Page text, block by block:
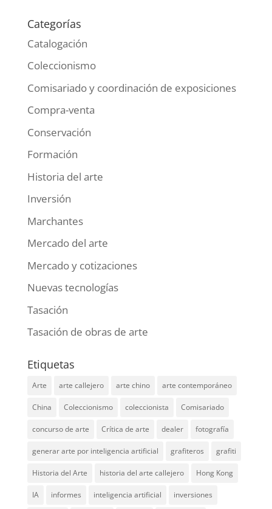
Categorías
Catalogación
Coleccionismo
Comisariado y coordinación de exposiciones
Compra-venta
Conservación
Formación
Historia del arte
Inversión
Marchantes
Mercado del arte
Mercado y cotizaciones
Nuevas tecnologías
Tasación
Tasación de obras de arte
Etiquetas
Arte arte callejero arte chino arte contemporáneo
China Coleccionismo coleccionista Comisariado
concurso de arte Crítica de arte dealer fotografía
generar arte por inteligencia artificial grafiteros grafiti
Historia del Arte historia del arte callejero Hong Kong
IA informes inteligencia artificial inversiones